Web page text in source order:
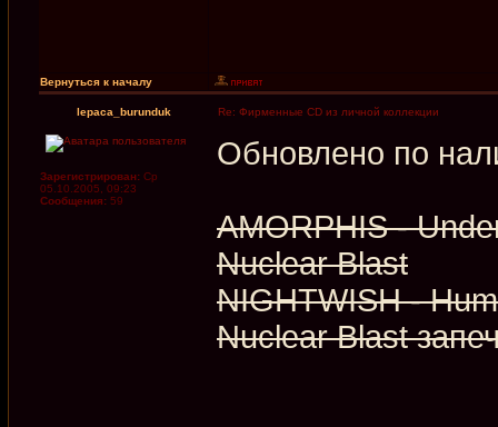
Вернуться к началу
lepaca_burunduk Re: Фирменные CD из личной коллекции
Зарегистрирован: Ср
05.10.2005, 09:23
Сообщения: 59
Обновлено по
AMORPHIS -
Nuclear Blast
NIGHTWISH -
Nuclear Blast